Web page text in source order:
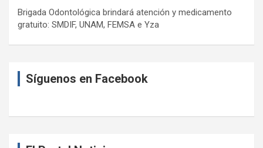
Brigada Odontológica brindará atención y medicamento
gratuito: SMDIF, UNAM, FEMSA e Yza
Síguenos en Facebook